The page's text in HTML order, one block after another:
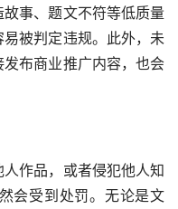
事、题文不符等低质量
被判定违规。此外，未
布商业推广内容，也会
作品，或者侵犯他人知
会受到处罚。无论是文